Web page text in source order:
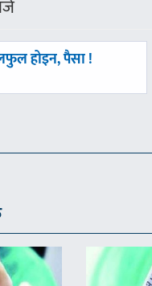
होइन, पैसा !